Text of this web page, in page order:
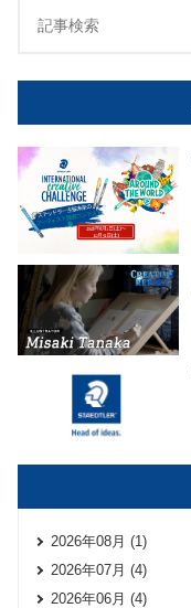
2026年08月 (1)
2026年07月 (4)
2026年06月 (4)